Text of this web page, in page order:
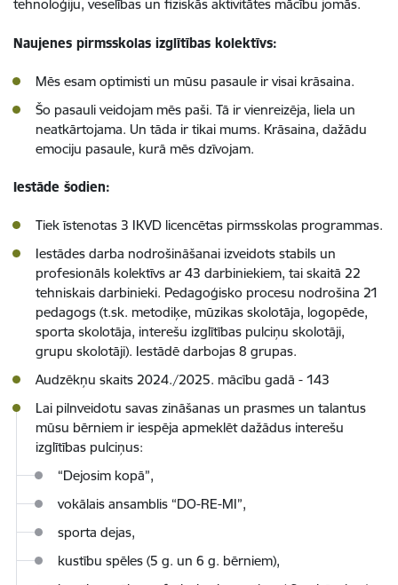
tehnoloģiju, veselības un fiziskās aktivitātes mācību jomās.
Naujenes pirmsskolas izglītības kolektīvs:
Mēs esam optimisti un mūsu pasaule ir visai krāsaina.
Šo pasauli veidojam mēs paši. Tā ir vienreizēja, liela un
neatkārtojama. Un tāda ir tikai mums. Krāsaina, dažādu
emociju pasaule, kurā mēs dzīvojam.
Iestāde šodien:
Tiek īstenotas 3 IKVD licencētas pirmsskolas programmas.
Iestādes darba nodrošināšanai izveidots stabils un
profesionāls kolektīvs ar 43 darbiniekiem, tai skaitā 22
tehniskais darbinieki. Pedagoģisko procesu nodrošina 21
pedagogs (t.sk. metodiķe, mūzikas skolotāja, logopēde,
sporta skolotāja, interešu izglītības pulciņu skolotāji,
grupu skolotāji). Iestādē darbojas 8 grupas.
Audzēkņu skaits 2024./2025. mācību gadā - 143
Lai pilnveidotu savas zināšanas un prasmes un talantus
mūsu bērniem ir iespēja apmeklēt dažādus interešu
izglītības pulciņus:
“Dejosim kopā”,
vokālais ansamblis “DO-RE-MI”,
sporta dejas,
kustību spēles (5 g. un 6 g. bērniem),